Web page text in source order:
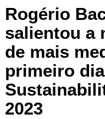
Rogério
salientou a
de mais
primeiro
2023